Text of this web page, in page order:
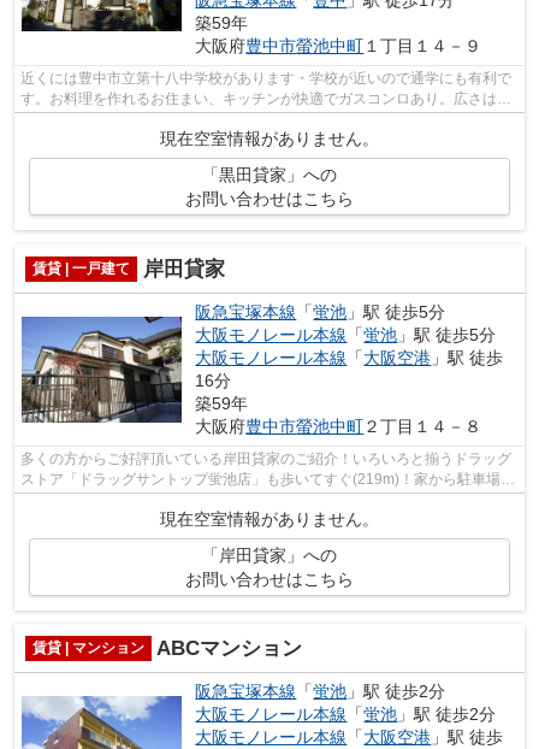
築59年
大阪府豊中市螢池中町 １丁目１４－９
近くには豊中市立第十八中学校があります・学校が近いので通学にも有利で
す。お料理を作れるお住まい、キッチンが快適でガスコンロあり。広さはな
現在空室情報がありません。
「黒田貸家」への
お問い合わせはこちら
賃貸 | 一戸建て 岸田貸家
阪急宝塚本線 「蛍池 」駅 徒歩5分
大阪モノレール本線 「蛍池 」駅 徒歩5分
大阪モノレール本線 「大阪空港 」駅 徒歩
16分
築59年
大阪府豊中市螢池中町２丁目１４－８
多くの方からご好評頂いている岸田貸家のご紹介！いろいろと揃うドラッグ
ストア「ドラッグサントップ蛍池店」も歩いてすぐ(219m)！家から駐車場ま
での距離は80mです！気持ち良い陽射し...
現在空室情報がありません。
「岸田貸家」への
お問い合わせはこちら
賃貸 | マンション ABCマンション
阪急宝塚本線 「蛍池 」駅 徒歩2分
大阪モノレール本線 「蛍池 」駅 徒歩2分
大阪モノレール本線 「大阪空港 」駅 徒歩